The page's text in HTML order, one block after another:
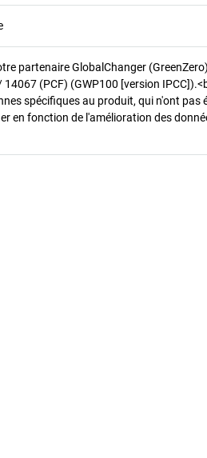
partenaire GlobalChanger
(PCF) (GWP100 [version
spécifiques au produit, qui n'ont pas
en fonction de l'amélioration des